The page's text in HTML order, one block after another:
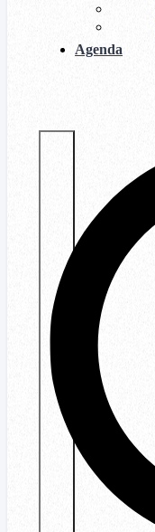
Agenda